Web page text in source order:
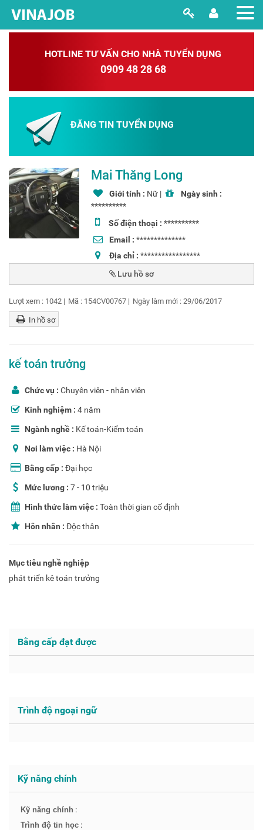
HOTLINE TƯ VẤN CHO NHÀ TUYỂN DỤNG
0909 48 28 68
ĐĂNG TIN TUYỂN DỤNG
Mai Thăng Long
Giới tính : Nữ |
Ngày sinh :
**********
Số điện thoại : **********
Email : **************
Địa chỉ : *****************
Lượt xem : 1042 | Mã : 154CV00767 | Ngày làm mới : 29/06/2017
In hồ sơ
kế toán trưởng
Chức vụ :Chuyên viên - nhân viên
Kinh nghiệm :4 năm
Ngành nghề : Kế toán-Kiểm toán
Nơi làm việc : Hà Nội
Bằng cấp :Đại học
Mức lương :7 - 10 triệu
Hình thức làm việc :Toàn thời gian cố định
Hôn nhân :Độc thân
Mục tiêu nghề nghiệp
phát triển kê toán trưởng
Bằng cấp đạt được
Trình độ ngoại ngữ
Kỹ năng chính
Kỹ năng chính :
Trình độ tin học :